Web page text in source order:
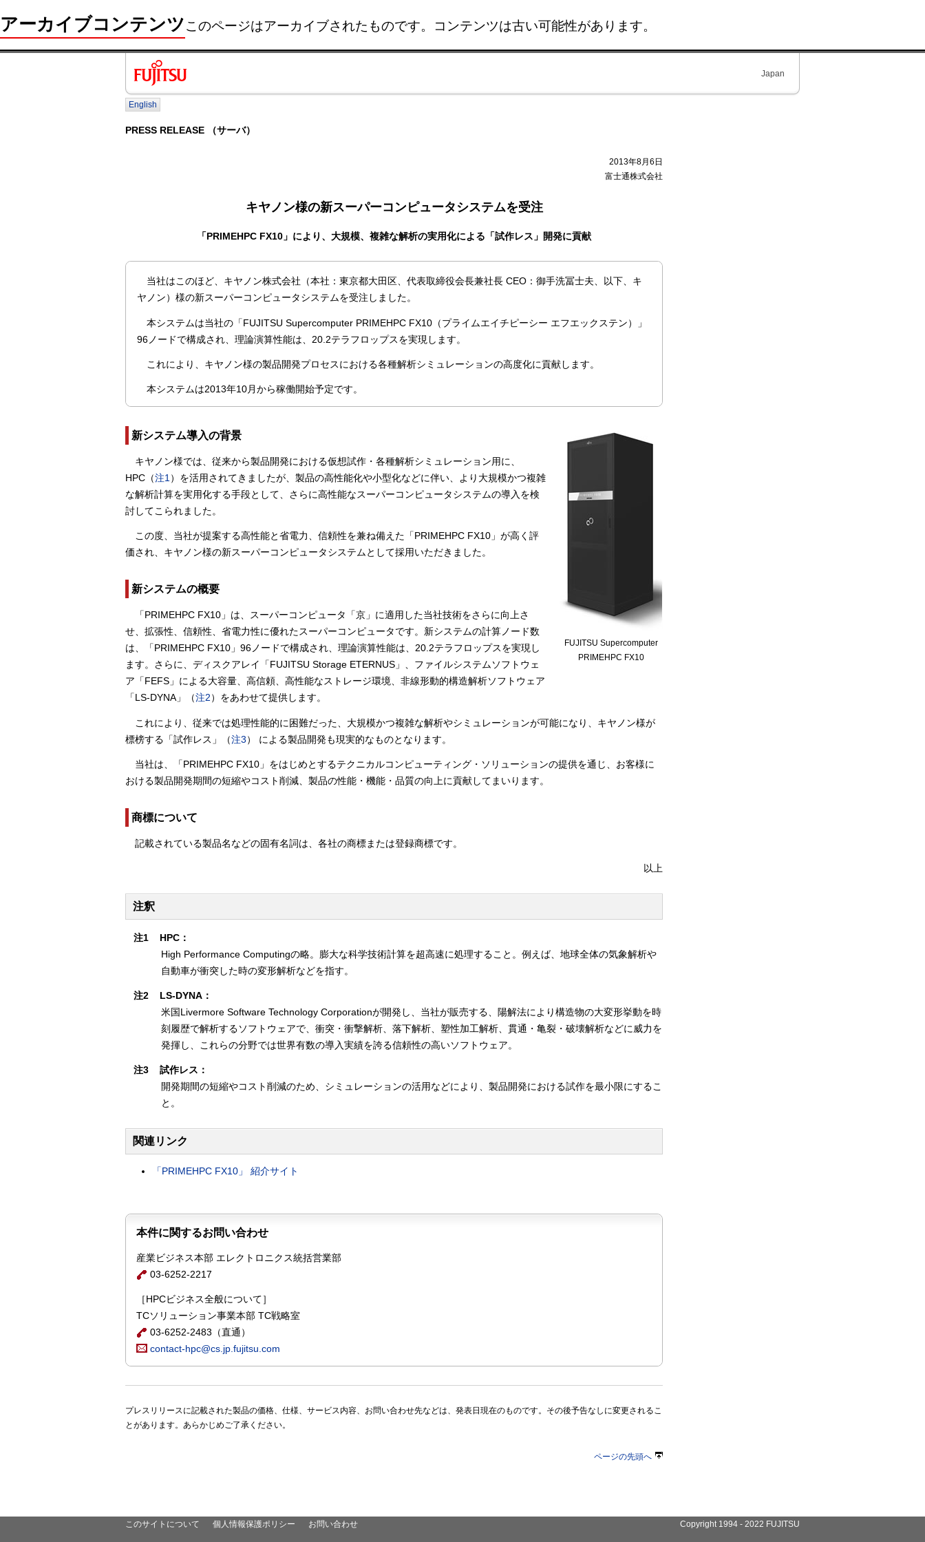
アーカイブコンテンツこのページはアーカイブされたものです。コンテンツは古い可能性があります。
Japan
English
PRESS RELEASE （サーバ）
2013年8月6日
富士通株式会社
キヤノン様の新スーパーコンピュータシステムを受注
「PRIMEHPC FX10」により、大規模、複雑な解析の実用化による「試作レス」開発に貢献
当社はこのほど、キヤノン株式会社（本社：東京都大田区、代表取締役会長兼社長 CEO：御手洗冨士夫、以下、キ
ヤノン）様の新スーパーコンピュータシステムを受注しました。
本システムは当社の「FUJITSU Supercomputer PRIMEHPC FX10（プライムエイチピーシー エフエックステン）」
96ノードで構成され、理論演算性能は、20.2テラフロップスを実現します。
これにより、キヤノン様の製品開発プロセスにおける各種解析シミュレーションの高度化に貢献します。
本システムは2013年10月から稼働開始予定です。
FUJITSU Supercomputer
PRIMEHPC FX10
新システム導入の背景
キヤノン様では、従来から製品開発における仮想試作・各種解析シミュレーション用に、
HPC（注1）を活用されてきましたが、製品の高性能化や小型化などに伴い、より大規模かつ複雑
な解析計算を実用化する手段として、さらに高性能なスーパーコンピュータシステムの導入を検
討してこられました。
この度、当社が提案する高性能と省電力、信頼性を兼ね備えた「PRIMEHPC FX10」が高く評
価され、キヤノン様の新スーパーコンピュータシステムとして採用いただきました。
新システムの概要
「PRIMEHPC FX10」は、スーパーコンピュータ「京」に適用した当社技術をさらに向上さ
せ、拡張性、信頼性、省電力性に優れたスーパーコンピュータです。新システムの計算ノード数
は、「PRIMEHPC FX10」96ノードで構成され、理論演算性能は、20.2テラフロップスを実現し
ます。さらに、ディスクアレイ「FUJITSU Storage ETERNUS」、ファイルシステムソフトウェ
ア「FEFS」による大容量、高信頼、高性能なストレージ環境、非線形動的構造解析ソフトウェア
「LS-DYNA」（注2）をあわせて提供します。
これにより、従来では処理性能的に困難だった、大規模かつ複雑な解析やシミュレーションが可能になり、キヤノン様が
標榜する「試作レス」（注3） による製品開発も現実的なものとなります。
当社は、「PRIMEHPC FX10」をはじめとするテクニカルコンピューティング・ソリューションの提供を通じ、お客様に
おける製品開発期間の短縮やコスト削減、製品の性能・機能・品質の向上に貢献してまいります。
商標について
記載されている製品名などの固有名詞は、各社の商標または登録商標です。
以上
注釈
注1
HPC：
High Performance Computingの略。膨大な科学技術計算を超高速に処理すること。例えば、地球全体の気象解析や
自動車が衝突した時の変形解析などを指す。
注2
LS-DYNA：
米国Livermore Software Technology Corporationが開発し、当社が販売する、陽解法により構造物の大変形挙動を時
刻履歴で解析するソフトウェアで、衝突・衝撃解析、落下解析、塑性加工解析、貫通・亀裂・破壊解析などに威力を
発揮し、これらの分野では世界有数の導入実績を誇る信頼性の高いソフトウェア。
注3
試作レス：
開発期間の短縮やコスト削減のため、シミュレーションの活用などにより、製品開発における試作を最小限にするこ
と。
関連リンク
「PRIMEHPC FX10」 紹介サイト
本件に関するお問い合わせ
産業ビジネス本部 エレクトロニクス統括営業部
03-6252-2217
［HPCビジネス全般について］
TCソリューション事業本部 TC戦略室
03-6252-2483（直通）
contact-hpc@cs.jp.fujitsu.com
プレスリリースに記載された製品の価格、仕様、サービス内容、お問い合わせ先などは、発表日現在のものです。その後予告なしに変更されるこ
とがあります。あらかじめご了承ください。
ページの先頭へ
このサイトについて 個人情報保護ポリシー お問い合わせ Copyright 1994 - 2022 FUJITSU